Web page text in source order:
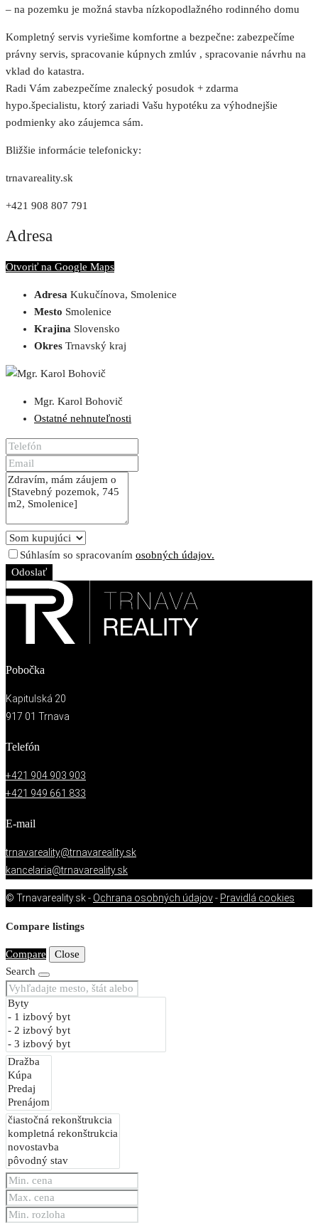
– na pozemku je možná stavba nízkopodlažného rodinného domu
Kompletný servis vyriešime komfortne a bezpečne: zabezpečíme
právny servis, spracovanie kúpnych zmlúv , spracovanie návrhu na
vklad do katastra.
Radi Vám zabezpečíme znalecký posudok + zdarma
hypo.špecialistu, ktorý zariadi Vašu hypotéku za výhodnejšie
podmienky ako záujemca sám.
Bližšie informácie telefonicky:
trnavareality.sk
+421 908 807 791
Adresa
Otvoriť na Google Maps
Adresa Kukučínova, Smolenice
Mesto Smolenice
Krajina Slovensko
Okres Trnavský kraj
Mgr. Karol Bohovič
Ostatné nehnuteľnosti
Súhlasím so spracovaním osobných údajov.
Odoslať
Pobočka
Kapitulská 20
917 01 Trnava
Telefón
+421 904 903 903
+421 949 661 833
E-mail
trnavareality@trnavareality.sk
kancelaria@trnavareality.sk
© Trnavareality.sk - Ochrana osobných údajov- Pravidlá cookies
Compare listings
Compare
Close
Search